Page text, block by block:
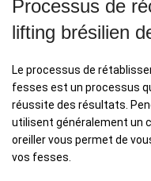
Processus de
lifting brésilien
Le processus de
fesses est un processus
réussite des résultats.
utilisent généralement un
oreiller vous permet de
vos fesses.